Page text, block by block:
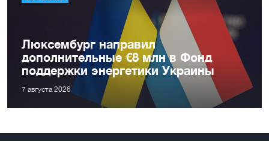
Люксембург направил
дополнительные €8 млн в Фонд
поддержки энергетики Украины
7 августа 2026